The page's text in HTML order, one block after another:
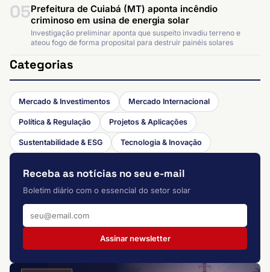
05Prefeitura de Cuiabá (MT) aponta incêndio
criminoso em usina de energia solar
Investigação preliminar aponta que suspeito invadiu terreno e
ateou fogo de forma proposital para destruir painéis solares
Categorias
Mercado & Investimentos Mercado Internacional
Política & Regulação Projetos & Aplicações
Sustentabilidade & ESG Tecnologia & Inovação
Receba as notícias no seu e-mail
Boletim diário com o essencial do setor solar
Assinar newsletter